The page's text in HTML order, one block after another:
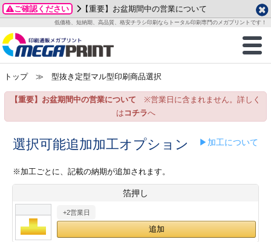
ご確認ください 【重要】お盆期間中の営業について
低価格、短納期、高品質、格安チラシ印刷ならトータル印刷専門のメガプリントです！
商品一覧
グッズ
ステッカー
ックカード印刷
業ツール印刷
＆盛り上げ印刷
ご利用ガイド
お客様へ
いて
方法
/送料について
刷
カード印刷
ックカード名刺
ムカード
型マル型印刷
データ作成ガイド
成前に
ガイド
加工指示ガイド
テンプレート
ード印刷
名刺印刷
ックカード
ード印刷
印刷
一覧
わせ
り
プル請求
2026年 8月
月
火 水 木 金
土
1
3
4 5 6 7
8
15
24
25 26 27
29
土
1
2 3
8 9 10 11
12
トップ≫ 型抜き定型マル型印刷商品選択
【重要】お盆期間中の営業について ※営業日に含まれません。詳しく
は コチラへ
選択可能追加加工オプション ▶加工について
※加工ごとに、記載の納期が追加されます。
箔押し
+2営業日